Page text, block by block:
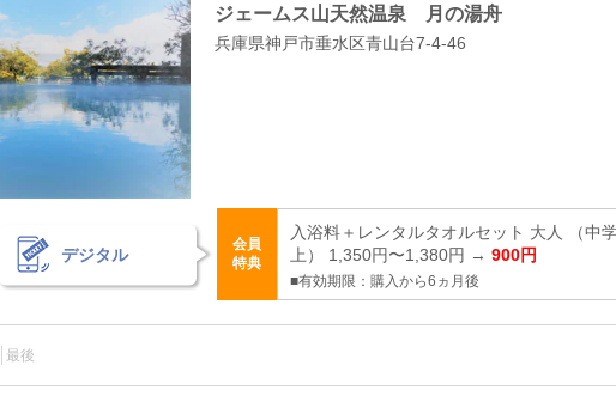
ジェームス山天然温泉 月の湯舟
兵庫県神戸市垂水区青山台7‐4‐46
デジタル
会員
特典
入浴料＋レンタルタオルセット 大人 （中
上） 1,350円〜1,380円 → 900円
■有効期限：購入から6ヵ月後
最後